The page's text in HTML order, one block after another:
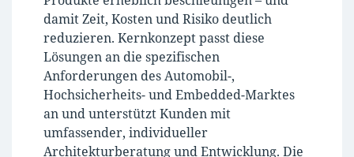
damit Zeit, Kosten und Risiko deutlich
reduzieren. Kernkonzept passt diese
Lösungen an die spezifischen
Anforderungen des Automobil-,
Hochsicherheits- und Embedded-Marktes
an und unterstützt Kunden mit
umfassender, individueller
Architekturberatung und Entwicklung. Die